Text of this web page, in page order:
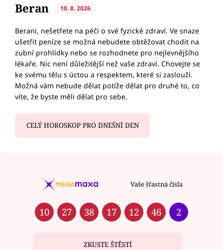
Beran 10. 8. 2026
Berani, nešetřete na péči o své fyzické zdraví. Ve snaze
ušetřit peníze se možná nebudete obtěžovat chodit na
zubní prohlídky nebo se rozhodnete pro nejlevnějšího
lékaře. Nic není důležitější než vaše zdraví. Chovejte se
ke svému tělu s úctou a respektem, které si zaslouží.
Možná vám nebude dělat potíže dělat pro druhé to, co
víte, že byste měli dělat pro sebe.
CELÝ HOROSKOP PRO DNEŠNÍ DEN
Vaše šťastná čísla
10 27 38 17 12 46 2
ZKUSTE ŠTĚSTÍ